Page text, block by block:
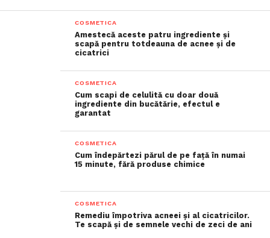
COSMETICA
Amestecă aceste patru ingrediente și
scapă pentru totdeauna de acnee și de
cicatrici
COSMETICA
Cum scapi de celulită cu doar două
ingrediente din bucătărie, efectul e
garantat
COSMETICA
Cum îndepărtezi părul de pe față în numai
15 minute, fără produse chimice
COSMETICA
Remediu împotriva acneei și al cicatricilor.
Te scapă și de semnele vechi de zeci de ani